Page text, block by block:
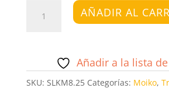
Manuscrito
AÑADIR AL
Añadir a la lista
SKU: SLKM8.25 Categorías: Moiko,